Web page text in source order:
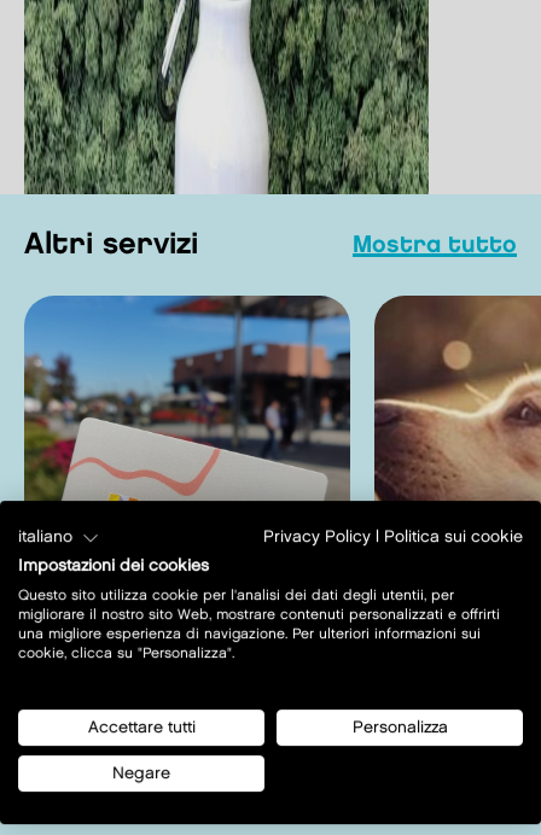
altri servizi mostra tutto
Gift card Area cani
italiano Privacy Policy
Politica sui cookie
Impostazioni dei cookies
Questo sito utilizza cookie per l'analisi dei dati degli utentii, per
migliorare il nostro sito Web, mostrare contenuti personalizzati e offrirti
una migliore esperienza di navigazione. Per ulteriori informazioni sui
cookie, clicca su "Personalizza".
Accettare tutti Personalizza
Negare